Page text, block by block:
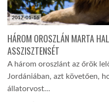
2017-01-16
HÁROM OROSZLÁN MARTA
ASSZISZTENSÉT
A három oroszlánt az őrök
Jordániában, azt követően,
állatorvost…